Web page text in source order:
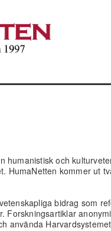
humanistisk och
HumaNetten kommer ut
bidrag som
Forskningsartiklar
använda